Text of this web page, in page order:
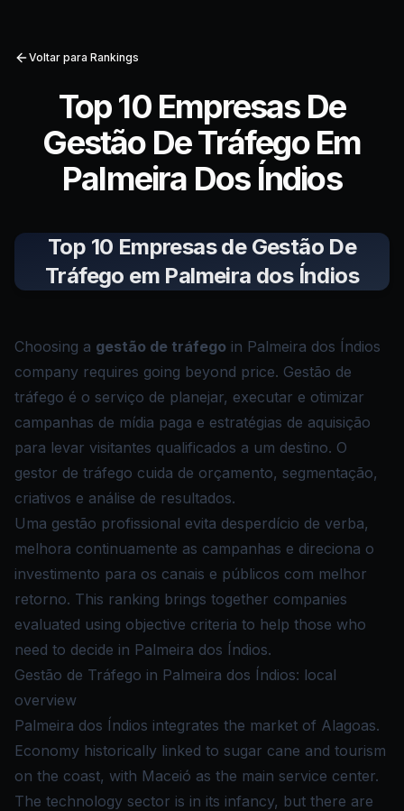
Voltar para Rankings
Top 10 Empresas De
Gestão De Tráfego Em
Palmeira Dos Índios
Top 10 Empresas de Gestão De
Tráfego em Palmeira dos Índios
Choosing a gestão de tráfego in Palmeira dos Índios
company requires going beyond price. Gestão de
tráfego é o serviço de planejar, executar e otimizar
campanhas de mídia paga e estratégias de aquisição
para levar visitantes qualificados a um destino. O
gestor de tráfego cuida de orçamento, segmentação,
criativos e análise de resultados.
Uma gestão profissional evita desperdício de verba,
melhora continuamente as campanhas e direciona o
investimento para os canais e públicos com melhor
retorno. This ranking brings together companies
evaluated using objective criteria to help those who
need to decide in Palmeira dos Índios.
Gestão de Tráfego in Palmeira dos Índios: local
overview
Palmeira dos Índios integrates the market of Alagoas.
Economy historically linked to sugar cane and tourism
on the coast, with Maceió as the main service center.
The technology sector is in its infancy, but there are